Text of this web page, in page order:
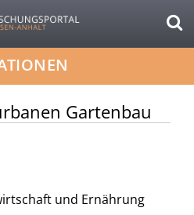
Gartenbau
und Ernährung